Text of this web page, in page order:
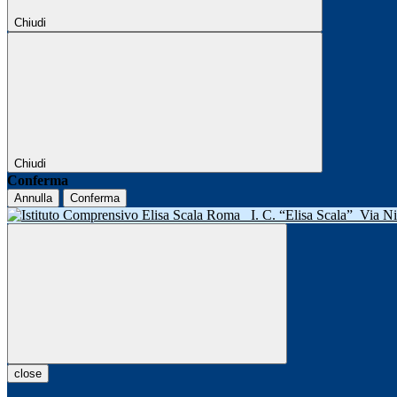
Chiudi
Chiudi
Conferma
Annulla Conferma
I. C. “Elisa Scala” Via
close